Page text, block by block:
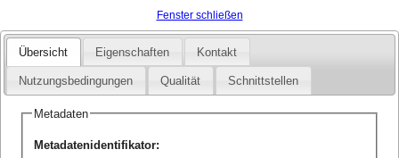
Fenster schließen
Übersicht Eigenschaften Kontakt
Nutzungsbedingungen Qualität Schnittstellen
Metadaten
Metadatenidentifikator: